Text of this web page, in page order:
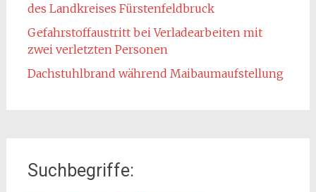
des Landkreises Fürstenfeldbruck
Gefahrstoffaustritt bei Verladearbeiten mit
zwei verletzten Personen
Dachstuhlbrand während Maibaumaufstellung
Suchbegriffe: